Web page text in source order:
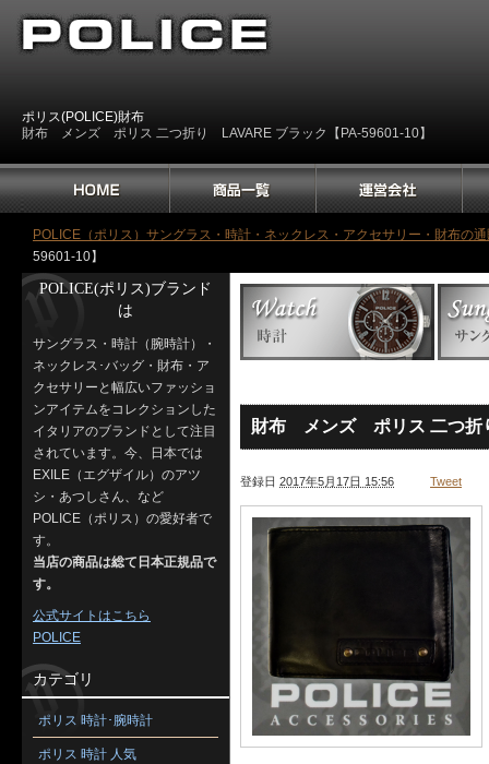
ポリス(POLICE)財布
財布 メンズ ポリス 二つ折り LAVARE ブラック【PA-59601-10】
POLICE（ポリス）サングラス・時計・ネックレス・アクセサリー・財布の
59601-10】
財布 メンズ ポリス 二つ折
登録日 2017年5月17日 15:56 Tweet
POLICE(ポリス)ブランド
は
サングラス・時計（腕時計）・
ネックレス･バッグ・財布・ア
クセサリーと幅広いファッショ
ンアイテムをコレクションした
イタリアのブランドとして注目
されています。今、日本では
EXILE（エグザイル）のアツ
シ・あつしさん、など
POLICE（ポリス）の愛好者で
す。
当店の商品は総て日本正規品で
す。
公式サイトはこちら
POLICE
カテゴリ
ポリス 時計･腕時計
ポリス 時計 人気